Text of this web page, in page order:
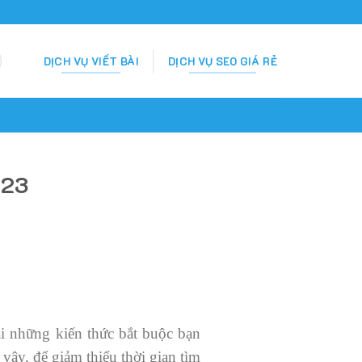
DỊCH VỤ VIẾT BÀI DỊCH VỤ SEO GIÁ RẺ
kiến thức bắt buộc bạn
để giảm thiểu thời gian tìm